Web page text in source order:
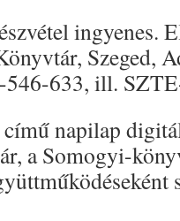
ingyenes.
Szeged,
546-633, ill.
napilap
a Somogyi-